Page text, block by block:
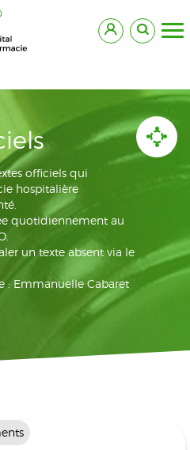
officiels qui
hospitalière
quotidiennement au
un texte absent via le
: Emmanuelle Cabaret